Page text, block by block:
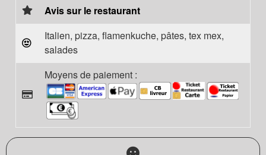
Avis sur le restaurant
Italien, pizza, flamenkuche, pâtes, tex mex,
salades
Moyens de paiement :